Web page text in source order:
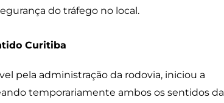
do tráfego no local.
Curitiba
pela administração da rodovia, iniciou a
temporariamente ambos os sentidos da